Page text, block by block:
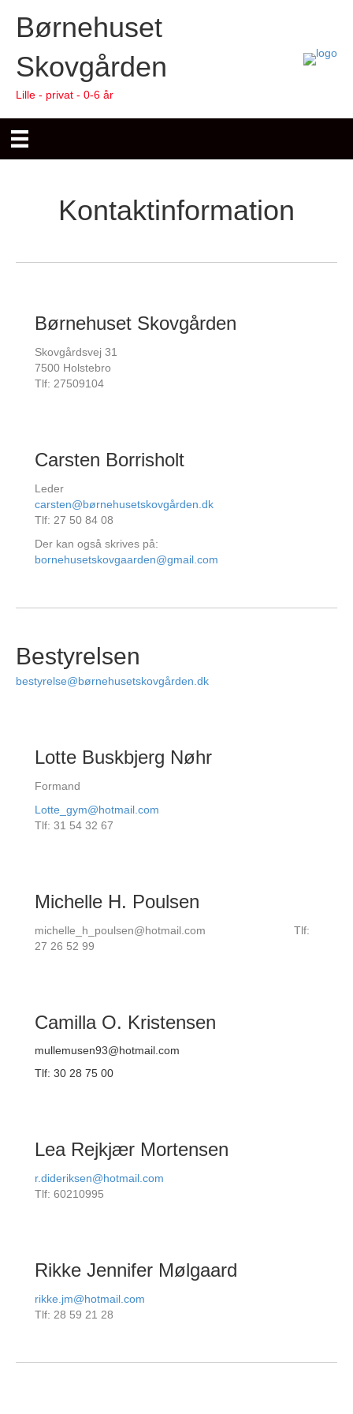
Børnehuset
Skovgården
Lille - privat - 0-6 år
Kontaktinformation
Børnehuset Skovgården
Skovgårdsvej 31
7500 Holstebro
Tlf: 27509104
Carsten Borrisholt
Leder
carsten@børnehusetskovgården.dk
Tlf: 27 50 84 08
Der kan også skrives på:
bornehusetskovgaarden@gmail.com
Bestyrelsen
bestyrelse@børnehusetskovgården.dk
Lotte Buskbjerg Nøhr
Formand
Lotte_gym@hotmail.com
Tlf: 31 54 32 67
Michelle H. Poulsen
michelle_h_poulsen@hotmail.com Tlf:
27 26 52 99
Camilla O. Kristensen
mullemusen93@hotmail.com
Tlf: 30 28 75 00
Lea Rejkjær Mortensen
r.dideriksen@hotmail.com
Tlf: 60210995
Rikke Jennifer Mølgaard
rikke.jm@hotmail.com
Tlf: 28 59 21 28